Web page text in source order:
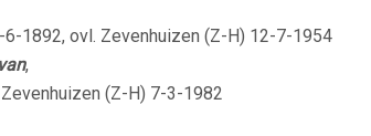
6-1892, ovl. Zevenhuizen (Z-H) 12-7-1954
,
(Z-H) 7-3-1982